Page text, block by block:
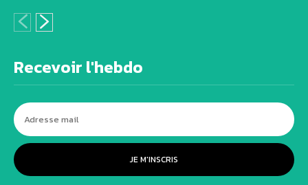
Recevoir l'hebdo
JE M'INSCRIS